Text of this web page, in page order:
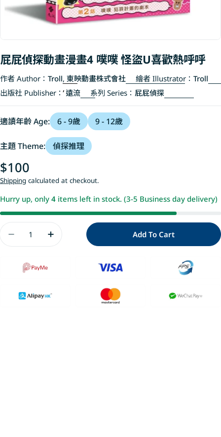
屁屁偵探動畫漫畫4 噗噗 怪盜U喜歡熱呼呼
作者 Author： Troll, 東映動畫株式會社 繪者 Illustrator： Troll
出版社 Publisher： 遠流 系列 Series： 屁屁偵探
適讀年齡 Age: 6 - 9歲 9 - 12歲
主題 Theme: 偵探推理
Regular
price
$100
Shipping calculated at checkout.
Hurry up, only 4 items left in stock. (3-5 Business day delivery)
Decrease Quantity For 屁屁偵探動畫漫畫4 噗噗 怪
Increase Quantity For 屁屁偵探動畫漫畫
Add To Cart